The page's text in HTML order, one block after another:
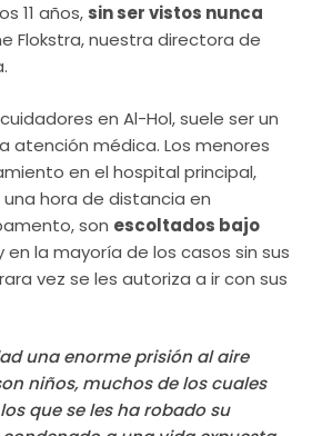
11 años, sin ser vistos nunca
Flokstra, nuestra directora de
en Al-Hol, suele ser un
atención médica. Los menores
en el hospital principal,
hora de distancia en
son escoltados bajo
en la mayoría de los casos sin sus
vez se les autoriza a ir con sus
una enorme prisión al aire
niños, muchos de los cuales
que se les ha robado su